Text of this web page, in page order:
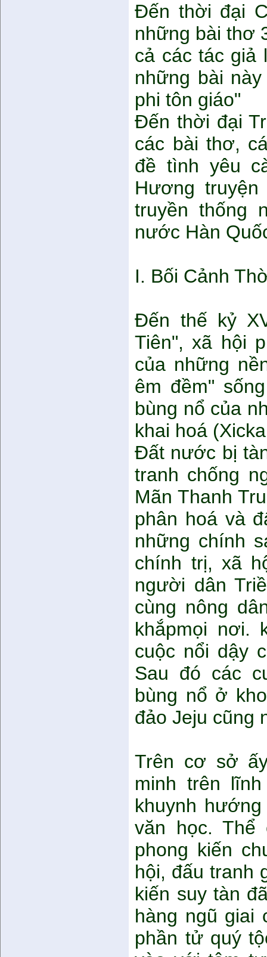
Đến thời đại
những bài thơ
cả các tác giả
những bài
phi tôn giáo"
Đến thời đại
các bài thơ,
đề tình yêu
Hương
truyền thống
nước Hàn
I. Bối Cảnh
Đến thế kỷ
Tiên", xã hội
của những
êm đềm"
bùng nổ của
khai hoá
Đất nước bị
tranh chống
Mãn Thanh
phân hoá và
những chính
chính trị, xã
người dân
cùng nông
khắpmọi nơi.
cuộc nổi dậy
Sau đó các
bùng nổ ở
đảo Jeju cũng
Trên cơ sở
minh trên
khuynh
văn học.
phong kiến
hội, đấu tranh
kiến suy tàn
hàng ngũ giai
phần tử quý